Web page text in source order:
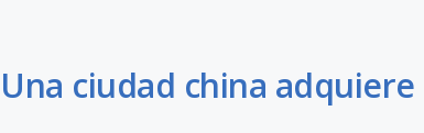
Una ciudad china